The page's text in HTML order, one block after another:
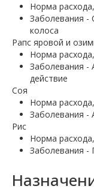
Норма
Заболевания -
колоса
Рапс яровой и
Норма
Заболевания -
действие
Соя
Норма
Заболевания -
Рис
Норма
Заболевания -